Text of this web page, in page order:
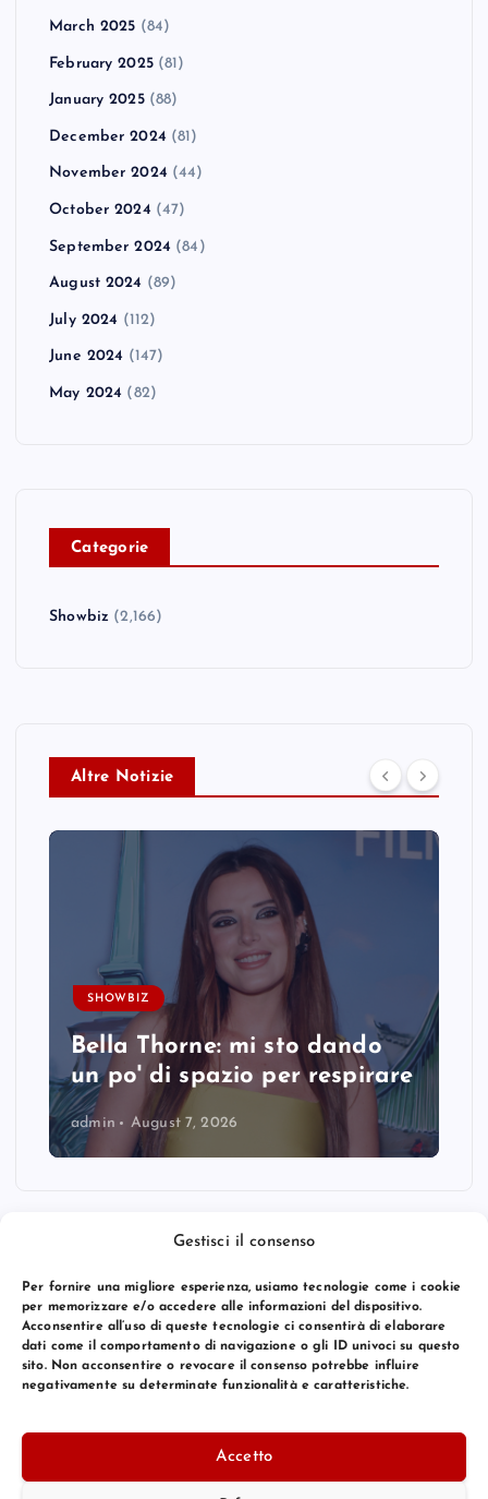
Gestisci il consenso
Per fornire una migliore esperienza, usiamo tecnologie come i cookie
per memorizzare e/o accedere alle informazioni del dispositivo.
Acconsentire all’uso di queste tecnologie ci consentirà di elaborare
dati come il comportamento di navigazione o gli ID univoci su questo
sito. Non acconsentire o revocare il consenso potrebbe influire
negativamente su determinate funzionalità e caratteristiche.
Accetto
March 2025 (84)
February 2025(81)
January 2025(88)
December 2024 (81)
November 2024 (44)
October 2024 (47)
September 2024 (84)
August 2024 (89)
July 2024 (112)
June 2024 (147)
May 2024 (82)
Categorie
Showbiz (2,166)
Altre Notizie
SHOWBIZ
Bella Thorne: mi sto dando
un po' di spazio per respirare
admin August 7, 2026